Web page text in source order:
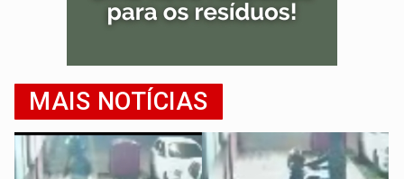
MAIS NOTÍCIAS